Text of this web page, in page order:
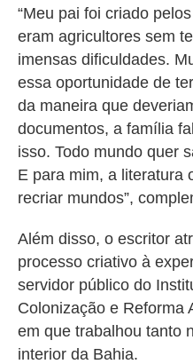
“Meu pai foi criado
eram agricultores sem
imensas dificuldades.
essa oportunidade de
da maneira que
documentos, a família
isso. Todo mundo quer
E para mim, a literatura
recriar mundos”,
Além disso, o escritor
processo criativo à
servidor público do
Colonização e Reforma
em que trabalhou tanto
interior da Bahia.